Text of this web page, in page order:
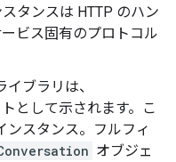
タンスは HTTP のハン
ビス固有のプロトコル
イブラリは、
として示されます。こ
ンスタンス。フルフィ
オブジェ